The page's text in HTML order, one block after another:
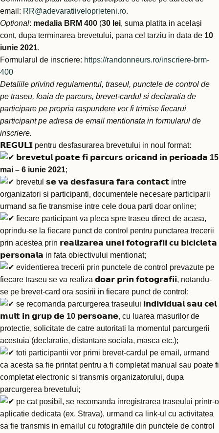
email: RR@adevaratiiveloprieteni.ro.
Optional: medalia BRM 400 (30 lei, suma platita in același
cont, dupa terminarea brevetului, pana cel tarziu in data de 10
iunie 2021.
Formularul de inscriere: https://randonneurs.ro/inscriere-brm-
400
Detaliile privind regulamentul, traseul, punctele de control de
pe traseu, foaia de parcurs, brevet-cardul si declaratia de
participare pe propria raspundere vor fi trimise fiecarui
participant pe adresa de email mentionata in formularul de
inscriere.
𝗥𝗘𝗚𝗨𝗟𝗜 pentru desfasurarea brevetului in noul format:
𝗯𝗿𝗲𝘃𝗲𝘁𝘂𝗹 𝗽𝗼𝗮𝘁𝗲 𝗳𝗶 𝗽𝗮𝗿𝗰𝘂𝗿𝘀 𝗼𝗿𝗶𝗰𝗮𝗻𝗱 𝗶𝗻 𝗽𝗲𝗿𝗶𝗼𝗮𝗱𝗮 15
mai – 6 iunie 2021;
brevetul 𝘀𝗲 𝘃𝗮 𝗱𝗲𝘀𝗳𝗮𝘀𝘂𝗿𝗮 𝗳𝗮𝗿𝗮 𝗰𝗼𝗻𝘁𝗮𝗰𝘁 intre
organizatori si participanti, documentele necesare participarii
urmand sa fie transmise intre cele doua parti doar online;
fiecare participant va pleca spre traseu direct de acasa,
oprindu-se la fiecare punct de control pentru punctarea trecerii
prin acestea prin 𝗿𝗲𝗮𝗹𝗶𝘇𝗮𝗿𝗲𝗮 𝘂𝗻𝗲𝗶 𝗳𝗼𝘁𝗼𝗴𝗿𝗮𝗳𝗶𝗶 𝗰𝘂 𝗯𝗶𝗰𝗶𝗰𝗹𝗲𝘁𝗮
𝗽𝗲𝗿𝘀𝗼𝗻𝗮𝗹𝗮 in fata obiectivului mentionat;
evidentierea trecerii prin punctele de control prevazute pe
fiecare traseu se va realiza 𝗱𝗼𝗮𝗿 𝗽𝗿𝗶𝗻 𝗳𝗼𝘁𝗼𝗴𝗿𝗮𝗳𝗶𝗶, notandu-
se pe brevet-card ora sosirii in fiecare punct de control;
se recomanda parcurgerea traseului 𝗶𝗻𝗱𝗶𝘃𝗶𝗱𝘂𝗮𝗹 𝘀𝗮𝘂 𝗰𝗲𝗹
𝗺𝘂𝗹𝘁 𝗶𝗻 𝗴𝗿𝘂𝗽 𝗱𝗲 10 𝗽𝗲𝗿𝘀𝗼𝗮𝗻𝗲, cu luarea masurilor de
protectie, solicitate de catre autoritati la momentul parcurgerii
acestuia (declaratie, distantare sociala, masca etc.);
toti participantii vor primi brevet-cardul pe email, urmand
ca acesta sa fie printat pentru a fi completat manual sau poate fi
completat electronic si transmis organizatorului, dupa
parcurgerea brevetului;
pe cat posibil, se recomanda inregistrarea traseului printr-o
aplicatie dedicata (ex. Strava), urmand ca link-ul cu activitatea
sa fie transmis in emailul cu fotografiile din punctele de control